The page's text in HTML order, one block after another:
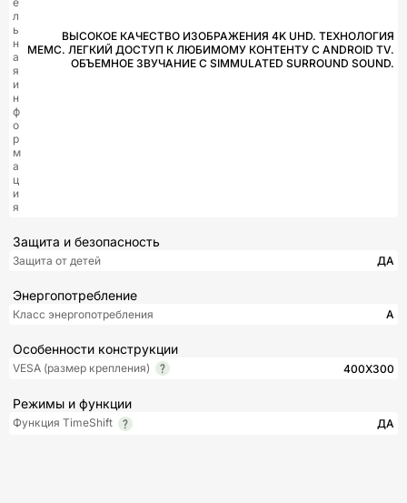
л
ь
н
а
я
и
н
ф
о
р
м
а
ц
и
я
ВЫСОКОЕ КАЧЕСТВО ИЗОБРАЖЕНИЯ 4K UHD. ТЕХНОЛОГИЯ
MEMC. ЛЕГКИЙ ДОСТУП К ЛЮБИМОМУ КОНТЕНТУ С ANDROID TV.
ОБЪЕМНОЕ ЗВУЧАНИЕ С SIMMULATED SURROUND SOUND.
Защита и безопасность
Защита от детей ДА
Энергопотребление
Класс энергопотребления A
Особенности конструкции
VESA (размер крепления) 400X300
Режимы и функции
Функция TimeShift ДА